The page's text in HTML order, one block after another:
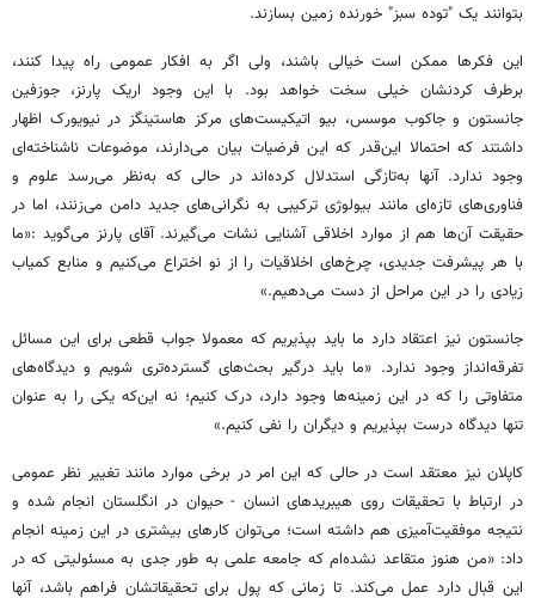
بتوانند یک "توده سبز" خورنده زمین بسازند.
این فکرها ممکن است خیالی باشند، ولی اگر به افکار عمومی راه پیدا کنند،
برطرف کردنشان خیلی سخت خواهد بود. با این وجود اریک پارنز، جوزفین
جانستون و جاکوب موسس، بیو اتیکیست‌های مرکز هاستینگز در نیویورک اظهار
داشتند که احتمالا این‌قدر که این فرضیات بیان می‌دارند، موضوعات ناشناخته‌ای
وجود ندارد. آنها به‌تازگی استدلال کرده‌اند در حالی که به‌نظر می‌رسد علوم و
فناوری‌های تازه‌ای مانند بیولوژی ترکیبی به نگرانی‌های جدید دامن می‌زنند، اما در
حقیقت آن‌ها هم از موارد اخلاقی آشنایی نشات می‌گیرند. آقای پارنز می‌گوید :«ما
با هر پیشرفت جدیدی، چرخ‌های اخلاقیات را از نو اختراع می‌کنیم و منابع کمیاب
زیادی را در این مراحل از دست می‌دهیم.»
جانستون نیز اعتقاد دارد ما باید بپذیریم که معمولا جواب قطعی برای این مسائل
تفرقه‌انداز وجود ندارد. «ما باید درگیر بحث‌های گسترده‌تری شویم و دیدگاه‌های
متفاوتی را که در این زمینه‌ها وجود دارد، درک کنیم؛ نه این‌که یکی را به عنوان
تنها دیدگاه درست بپذیریم و دیگران را نفی کنیم.»
کاپلان نیز معتقد است در حالی که این امر در برخی موارد مانند تغییر نظر عمومی
در ارتباط با تحقیقات روی هیبریدهای انسان - حیوان در انگلستان انجام شده و
نتیجه موفقیت‌آمیزی هم داشته است؛ می‌توان کارهای بیشتری در این زمینه انجام
داد: «من هنوز متقاعد نشده‌ام که جامعه علمی به طور جدی به مسئولیتی که در
این قبال دارد عمل می‌کند. تا زمانی که پول برای تحقیقاتشان فراهم باشد، آنها